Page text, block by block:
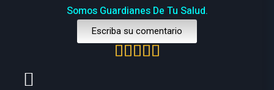
Somos Guardianes De Tu Salud.
Escriba su comentario